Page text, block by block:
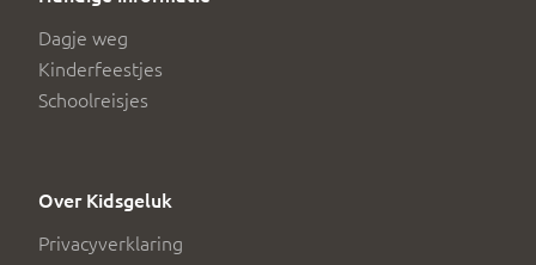
Dagje weg
Kinderfeestjes
Schoolreisjes
Over Kidsgeluk
Privacyverklaring